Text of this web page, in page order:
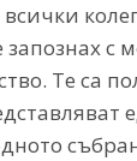
запознах с
Те са